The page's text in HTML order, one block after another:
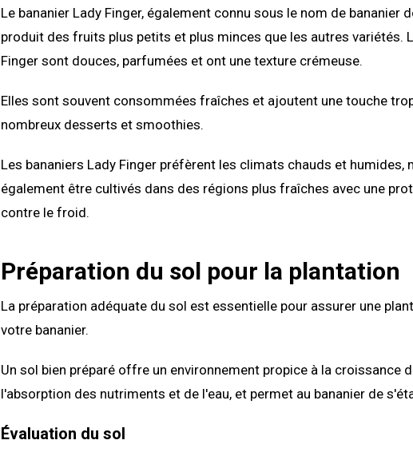
Le bananier Lady Finger, également connu sous le nom de bananier
produit des fruits plus petits et plus minces que les autres variétés.
Finger sont douces, parfumées et ont une texture crémeuse.
Elles sont souvent consommées fraîches et ajoutent une touche
nombreux desserts et smoothies.
Les bananiers Lady Finger préfèrent les climats chauds et humides,
également être cultivés dans des régions plus fraîches avec une
contre le froid.
Préparation du sol pour la plantation
La préparation adéquate du sol est essentielle pour assurer une
votre bananier.
Un sol bien préparé offre un environnement propice à la croissance
l'absorption des nutriments et de l'eau, et permet au bananier de
Évaluation du sol